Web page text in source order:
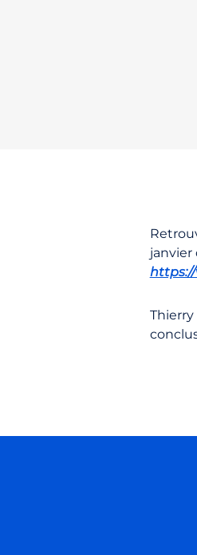
janvier
https://